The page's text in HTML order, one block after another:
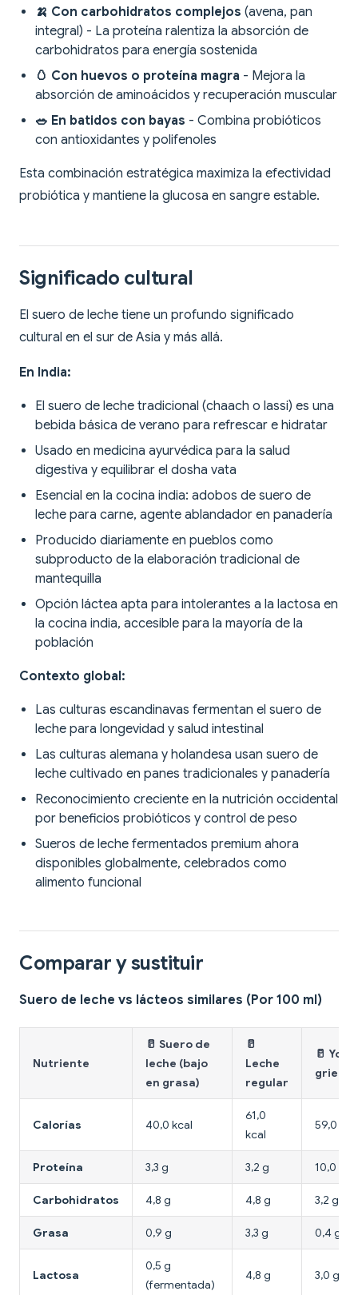
🍌 Con carbohidratos complejos (avena, pan
integral) - La proteína ralentiza la absorción de
carbohidratos para energía sostenida
🥚 Con huevos o proteína magra - Mejora la
absorción de aminoácidos y recuperación muscular
🥗 En batidos con bayas - Combina probióticos
con antioxidantes y polifenoles
Esta combinación estratégica maximiza la efectividad
probiótica y mantiene la glucosa en sangre estable.
Significado cultural
El suero de leche tiene un profundo significado
cultural en el sur de Asia y más allá.
En India:
El suero de leche tradicional (chaach o lassi) es una
bebida básica de verano para refrescar e hidratar
Usado en medicina ayurvédica para la salud
digestiva y equilibrar el dosha vata
Esencial en la cocina india: adobos de suero de
leche para carne, agente ablandador en panadería
Producido diariamente en pueblos como
subproducto de la elaboración tradicional de
mantequilla
Opción láctea apta para intolerantes a la lactosa en
la cocina india, accesible para la mayoría de la
población
Contexto global:
Las culturas escandinavas fermentan el suero de
leche para longevidad y salud intestinal
Las culturas alemana y holandesa usan suero de
leche cultivado en panes tradicionales y panadería
Reconocimiento creciente en la nutrición occidental
por beneficios probióticos y control de peso
Sueros de leche fermentados premium ahora
disponibles globalmente, celebrados como
alimento funcional
Comparar y sustituir
Suero de leche vs lácteos similares (Por 100 ml)
Nutriente
🥛 Suero de
leche (bajo
en grasa)
🥛
Leche
regular
🥛
griego
Calorías 40,0 kcal
61,0
kcal
59,0
Proteína 3,3 g 3,2 g 10,0 g
Carbohidratos 4,8 g 4,8 g 3,2 g
Grasa 0,9 g 3,3 g 0,4 g
Lactosa
0,5 g
(fermentada)
4,8 g 3,0 g